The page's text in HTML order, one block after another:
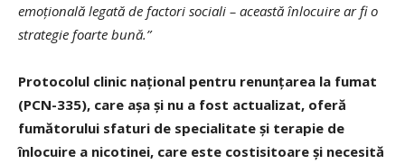
emoțională legată de factori sociali – această înlocuire ar fi o
strategie foarte bună.”
Protocolul clinic național pentru renunțarea la fumat
(PCN-335), care așa și nu a fost actualizat, oferă
fumătorului sfaturi de specialitate și terapie de
înlocuire a nicotinei, care este costisitoare și necesită